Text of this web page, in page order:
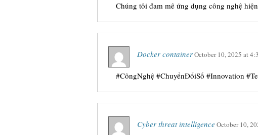
Chúng tôi đam mê ứng dụng công nghệ
Docker containerOctober 10, 2025 at
#CôngNghệ #ChuyểnĐổiSố #Innovation
Cyber threat intelligence October 10,